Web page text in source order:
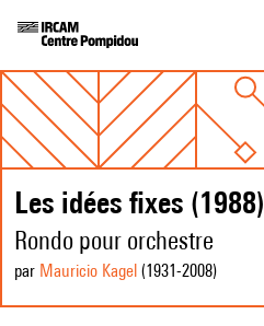
Les idées fixes (1988)
Rondo pour orchestre
par Mauricio Kagel (1931-2008)